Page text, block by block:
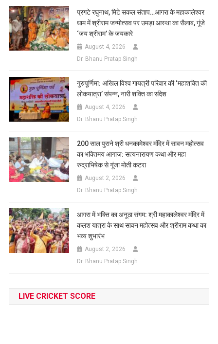
List
प्रगटे रघुनाथ, मिटे सकल संताप…आगरा के महाकालेश्वर
धाम में श्रीराम जन्मोत्सव पर उमड़ा आस्था का सैलाब, गूंजे
‘जय श्रीराम’ के जयकारे
August 4, 2026
Dr. Bhanu Pratap Singh
गुरुपूर्णिमा: अखिल विश्व गायत्री परिवार की ‘महाशक्ति की
लोकयात्रा’ संपन्न, नारी शक्ति का संदेश
August 4, 2026
Dr. Bhanu Pratap Singh
200 साल पुराने श्री धनकामेश्वर मंदिर में सावन महोत्सव
का भक्तिमय आगाज: सत्यनारायण कथा और महा
रुद्राभिषेक से गूंजा मोती कटरा
August 2, 2026
Dr. Bhanu Pratap Singh
आगरा में भक्ति का अनूठा संगम: श्री महाकालेश्वर मंदिर में
कलश यात्रा के साथ सावन महोत्सव और श्रीराम कथा का
भव्य शुभारंभ
August 2, 2026
Dr. Bhanu Pratap Singh
LIVE CRICKET SCORE